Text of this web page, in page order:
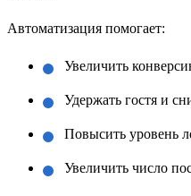
Автоматизация помогает:
Увеличить
Удержать гостя и
Повысить уровень
Увеличить число